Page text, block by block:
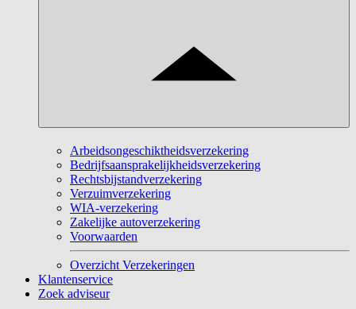
Arbeidsongeschiktheidsverzekering
Bedrijfsaansprakelijkheidsverzekering
Rechtsbijstandverzekering
Verzuimverzekering
WIA-verzekering
Zakelijke autoverzekering
Voorwaarden
Overzicht Verzekeringen
Klantenservice
Zoek adviseur